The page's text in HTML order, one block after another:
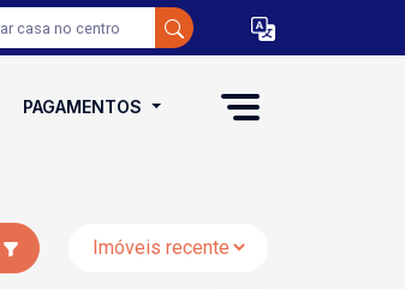
PAGAMENTOS